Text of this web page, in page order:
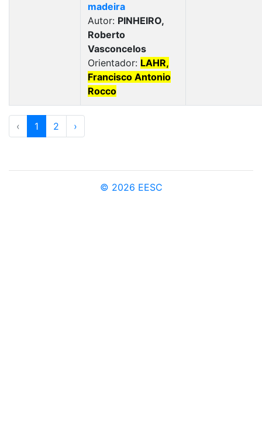
madeira
Autor: PINHEIRO,
Roberto
Vasconcelos
Orientador: LAHR,
Francisco Antonio
Rocco
‹ 1 2 ›
© 2026 EESC